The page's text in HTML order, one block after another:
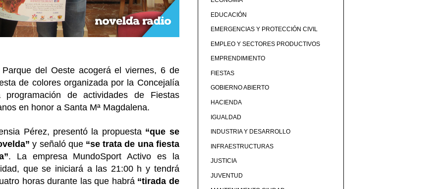
del Oeste acogerá el viernes, 6 de
de colores organizada por la Concejalía
de actividades de Fiestas
en honor a Santa Mª Magdalena.
Pérez, presentó la propuesta “que se
y señaló que “se trata de una fiesta
. La empresa MundoSport Activo es la
que se iniciará a las 21:00 h y tendrá
horas durante las que habrá “tirada de
EDUCACIÓN
EMERGENCIAS Y PROTECCIÓN CIVIL
EMPLEO Y SECTORES PRODUCTIVOS
EMPRENDIMIENTO
FIESTAS
GOBIERNO ABIERTO
HACIENDA
IGUALDAD
INDUSTRIA Y DESARROLLO
INFRAESTRUCTURAS
JUSTICIA
JUVENTUD